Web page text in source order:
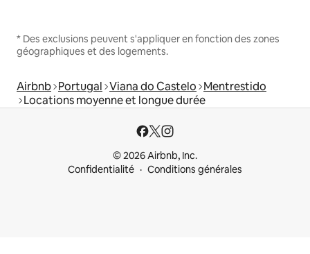
* Des exclusions peuvent s'appliquer en fonction des zones
géographiques et des logements.
Airbnb Portugal Viana do Castelo Mentrestido
Locations moyenne et longue durée
© 2026 Airbnb, Inc.
Confidentialité
Conditions générales